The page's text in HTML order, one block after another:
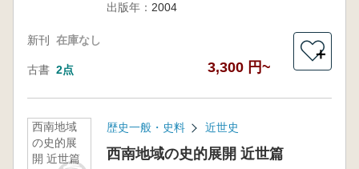
出版年： 2004
新刊 在庫なし
古書 2点 3,300 円~
＋
西南地域
の史的展
開 近世篇
歴史一般・史料 近世史
西南地域の史的展開 近世篇